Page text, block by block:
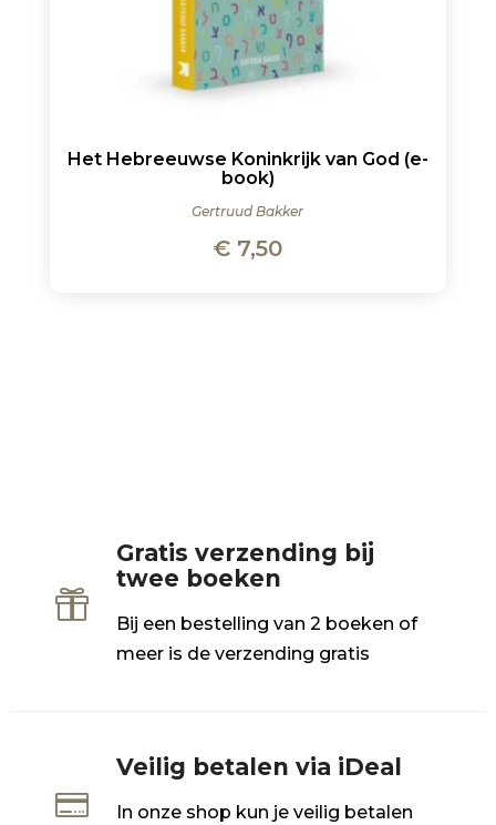
Het Hebreeuwse Koninkrijk van God (e-
book)
Gertruud Bakker
€ 7,50

Gratis verzending bij
twee boeken
Bij een bestelling van 2 boeken of
meer is de verzending gratis

Veilig betalen via iDeal
In onze shop kun je veilig betalen